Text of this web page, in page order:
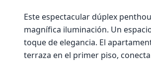
Este espectacular dúplex
magnífica iluminación. Un
toque de elegancia. El
terraza en el primer piso,